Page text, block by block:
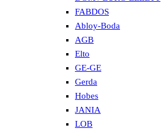
FABDOS
Abloy-Boda
AGB
Elto
GE-GE
Gerda
Hobes
JANIA
LOB